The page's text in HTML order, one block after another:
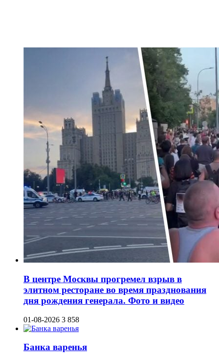
В центре Москвы прогремел взрыв в
элитном ресторане во время празднования
дня рождения генерала. Фото и видео
01-08-2026 3 858
Банка варенья